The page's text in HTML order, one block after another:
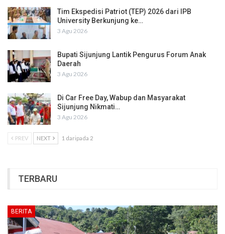
Tim Ekspedisi Patriot (TEP) 2026 dari IPB
University Berkunjung ke…
3 Agu 2026
Bupati Sijunjung Lantik Pengurus Forum Anak
Daerah
3 Agu 2026
Di Car Free Day, Wabup dan Masyarakat
Sijunjung Nikmati…
3 Agu 2026
PREV NEXT 1 daripada 2
TERBARU
BERITA